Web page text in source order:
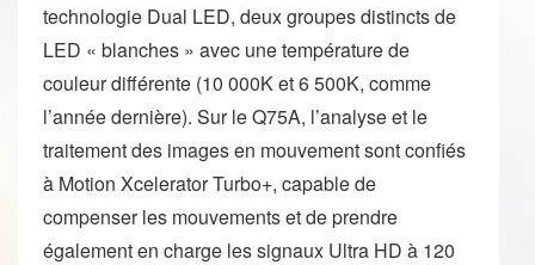
technologie Dual LED, deux groupes distincts de
LED « blanches » avec une température de
couleur différente (10 000K et 6 500K, comme
l’année dernière). Sur le Q75A, l’analyse et le
traitement des images en mouvement sont confiés
à Motion Xcelerator Turbo+, capable de
compenser les mouvements et de prendre
également en charge les signaux Ultra HD à 120